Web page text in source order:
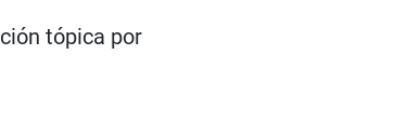
tópica por